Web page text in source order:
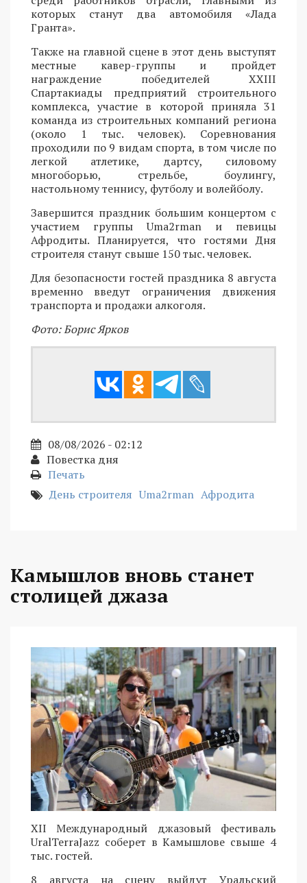
которых станут два автомобиля «Лада
Гранта».
Также на главной сцене в этот день выступят
местные кавер-группы и пройдет
награждение победителей XXIII
Спартакиады предприятий строительного
комплекса, участие в которой приняла 31
команда из строительных компаний региона
(около 1 тыс. человек). Соревнования
проходили по 9 видам спорта, в том числе по
легкой атлетике, дартсу, силовому
многоборью, стрельбе, боулингу,
настольному теннису, футболу и волейболу.
Завершится праздник большим концертом с
участием группы Uma2rman и певицы
Афродиты. Планируется, что гостями Дня
строителя станут свыше 150 тыс. человек.
Для безопасности гостей праздника 8 августа
временно введут ограничения движения
транспорта и продажи алкоголя.
Фото: Борис Ярков
08/08/2026 - 02:12
Повестка дня
Печать
День строителя Uma2rman Афродита
Камышлов вновь станет
столицей джаза
XII Международный джазовый фестиваль
UralTerraJazz соберет в Камышлове свыше 4
тыс. гостей.
8 августа на сцену выйдут Уральский